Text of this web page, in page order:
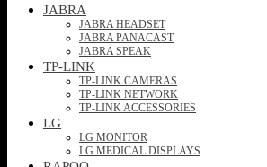
JABRA
JABRA HEADSET
JABRA PANACAST
JABRA SPEAK
TP-LINK
TP-LINK CAMERAS
TP-LINK NETWORK
TP-LINK ACCESSORIES
LG
LG MONITOR
LG MEDICAL DISPLAYS